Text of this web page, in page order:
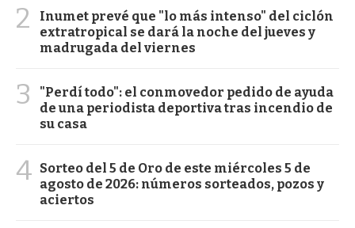
2
Inumet prevé que "lo más intenso" del ciclón
extratropical se dará la noche del jueves y
madrugada del viernes
3
"Perdí todo": el conmovedor pedido de ayuda
de una periodista deportiva tras incendio de
su casa
4 Sorteo del 5 de Oro de este miércoles 5 de
agosto de 2026: números sorteados, pozos y
aciertos